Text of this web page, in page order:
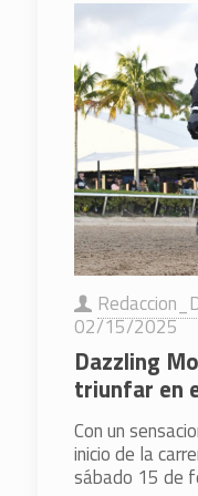
02/15/2025
Dazzling
triunfar en
Con un
inicio de la
sábado 15 de